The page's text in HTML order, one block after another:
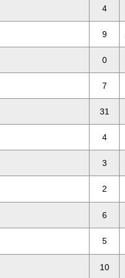
4
9
0
7
31
4
3
2
6
5
10